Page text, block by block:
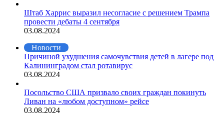
Штаб Харрис выразил несогласие с решением Трампа
провести дебаты 4 сентября
03.08.2024
Новости
Причиной ухудшения самочувствия детей в лагере под
Калининградом стал ротавирус
03.08.2024
Посольство США призвало своих граждан покинуть
Ливан на «любом доступном» рейсе
03.08.2024